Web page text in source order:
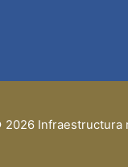
Infraestructura